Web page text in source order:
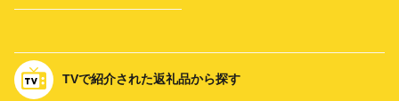
TVで紹介された返礼品から探す